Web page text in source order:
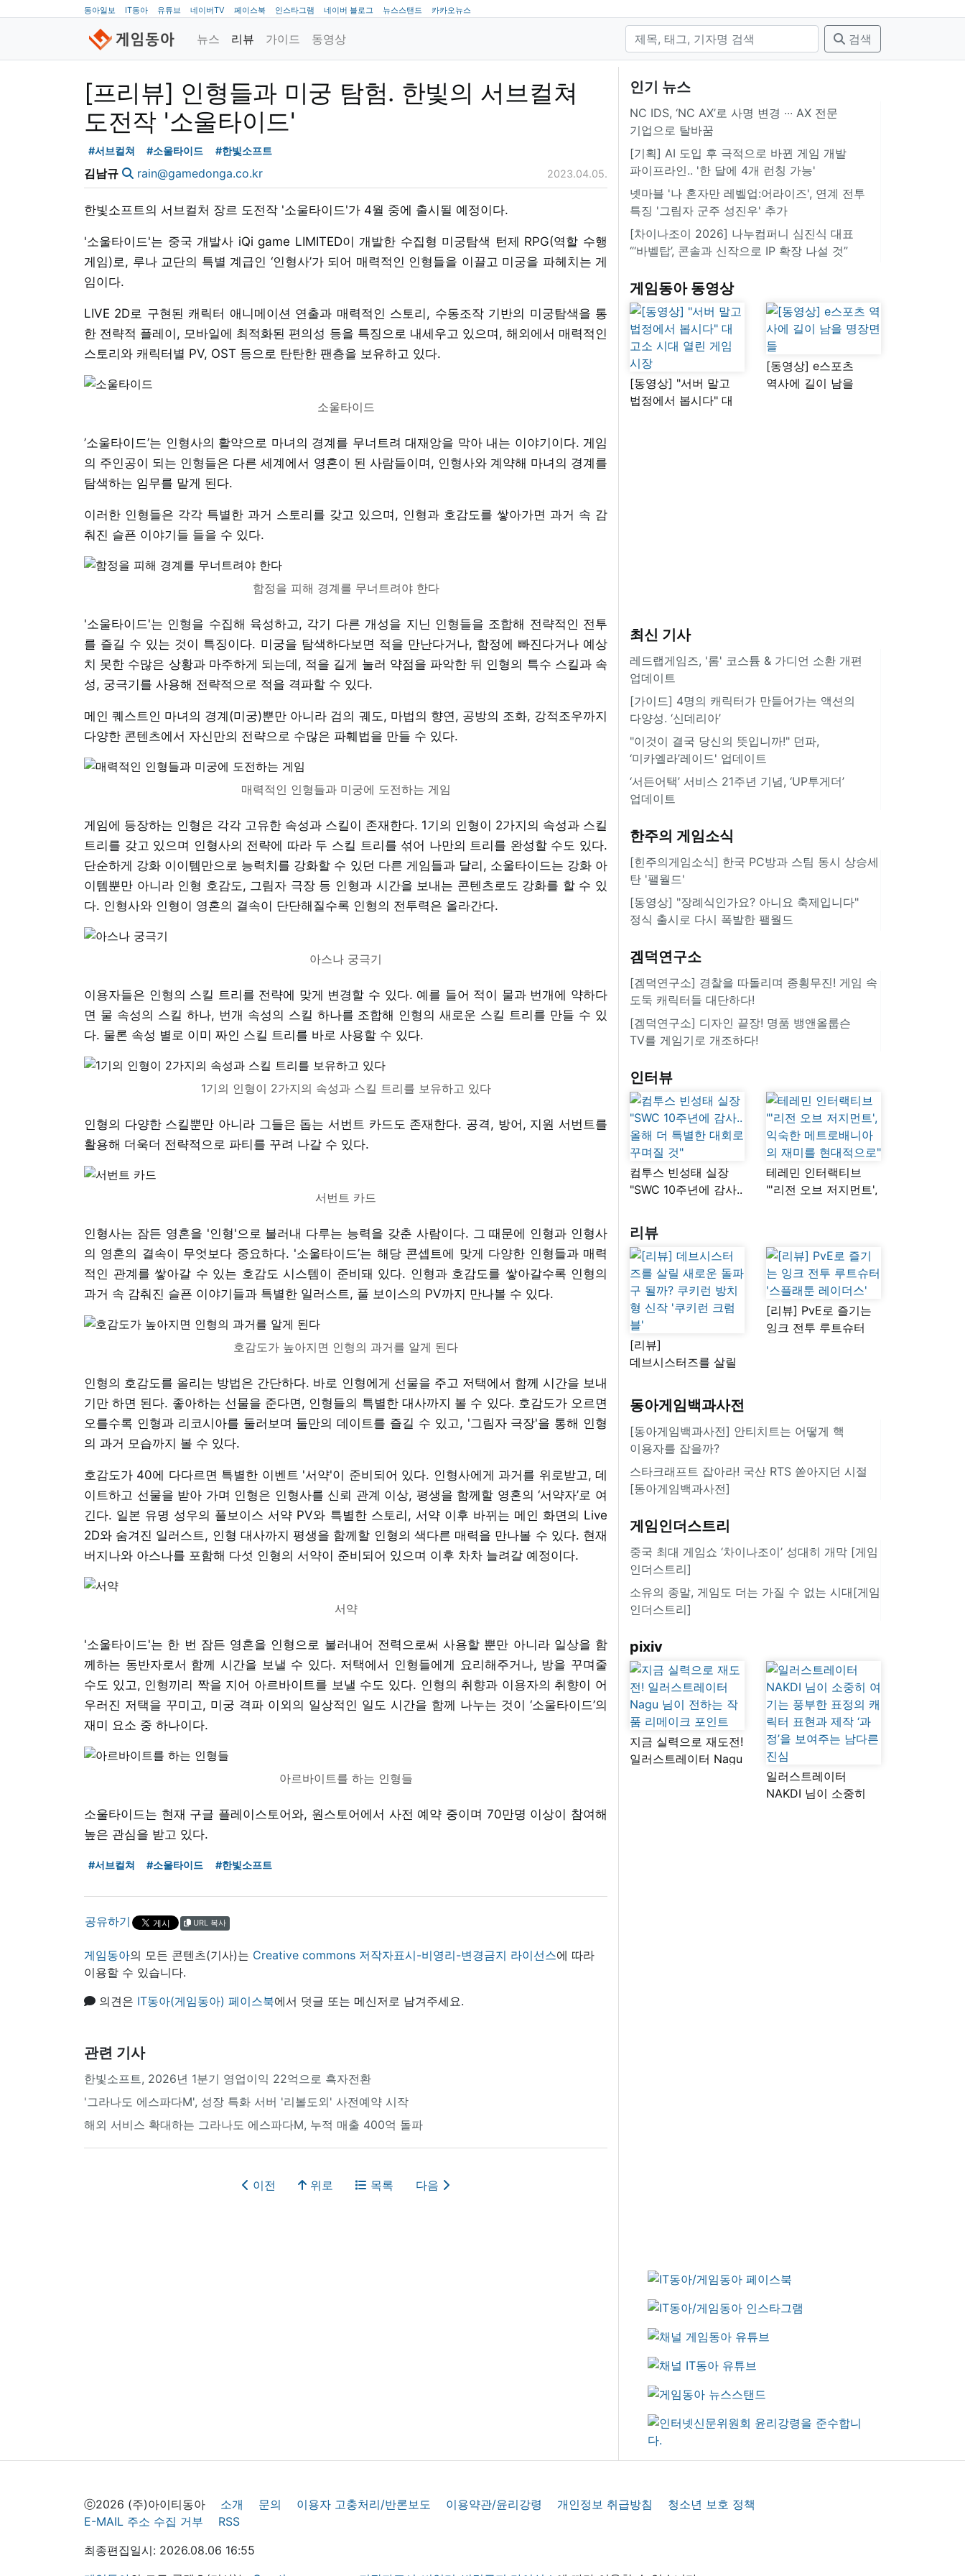
동아일보 IT동아 유튜브 네이버TV 페이스북 인스타그램 네이버 블로그 뉴스스탠드 카카오뉴스
뉴스 리뷰 가이드 동영상 검색
[프리뷰] 인형들과 미궁 탐험. 한빛의 서브컬쳐
도전작 '소울타이드'
#서브컬쳐 #소울타이드 #한빛소프트
김남규 rain@gamedonga.co.kr 2023.04.05.
한빛소프트의 서브컬처 장르 도전작 '소울타이드'가 4월 중에 출시될 예정이다.
'소울타이드'는 중국 개발사 iQi game LIMITED이 개발한 수집형 미궁탐색 턴제 RPG(역할 수행
게임)로, 루나 교단의 특별 계급인 ‘인형사’가 되어 매력적인 인형들을 이끌고 미궁을 파헤치는 게
임이다.
LIVE 2D로 구현된 캐릭터 애니메이션 연출과 매력적인 스토리, 수동조작 기반의 미궁탐색을 통
한 전략적 플레이, 모바일에 최적화된 편의성 등을 특징으로 내세우고 있으며, 해외에서 매력적인
스토리와 캐릭터별 PV, OST 등으로 탄탄한 팬층을 보유하고 있다.
소울타이드
’소울타이드’는 인형사의 활약으로 마녀의 경계를 무너트려 대재앙을 막아 내는 이야기이다. 게임
의 주인공이 되는 인형들은 다른 세계에서 영혼이 된 사람들이며, 인형사와 계약해 마녀의 경계를
탐색하는 임무를 맡게 된다.
이러한 인형들은 각각 특별한 과거 스토리를 갖고 있으며, 인형과 호감도를 쌓아가면 과거 속 감
춰진 슬픈 이야기들 들을 수 있다.
함정을 피해 경계를 무너트려야 한다
'소울타이드'는 인형을 수집해 육성하고, 각기 다른 개성을 지닌 인형들을 조합해 전략적인 전투
를 즐길 수 있는 것이 특징이다. 미궁을 탐색하다보면 적을 만난다거나, 함정에 빠진다거나 예상
치 못한 수많은 상황과 마주하게 되는데, 적을 길게 눌러 약점을 파악한 뒤 인형의 특수 스킬과 속
성, 궁극기를 사용해 전략적으로 적을 격파할 수 있다.
메인 퀘스트인 마녀의 경계(미궁)뿐만 아니라 검의 궤도, 마법의 향연, 공방의 조화, 강적조우까지
다양한 콘텐츠에서 자신만의 전략으로 수많은 파훼법을 만들 수 있다.
매력적인 인형들과 미궁에 도전하는 게임
게임에 등장하는 인형은 각각 고유한 속성과 스킬이 존재한다. 1기의 인형이 2가지의 속성과 스킬
트리를 갖고 있으며 인형사의 전략에 따라 두 스킬 트리를 섞어 나만의 트리를 완성할 수도 있다.
단순하게 강화 이이템만으로 능력치를 강화할 수 있던 다른 게임들과 달리, 소울타이드는 강화 아
이템뿐만 아니라 인형 호감도, 그림자 극장 등 인형과 시간을 보내는 콘텐츠로도 강화를 할 수 있
다. 인형사와 인형이 영혼의 결속이 단단해질수록 인형의 전투력은 올라간다.
아스나 궁극기
이용자들은 인형의 스킬 트리를 전략에 맞게 변경할 수 있다. 예를 들어 적이 물과 번개에 약하다
면 물 속성의 스킬 하나, 번개 속성의 스킬 하나를 조합해 인형의 새로운 스킬 트리를 만들 수 있
다. 물론 속성 별로 이미 짜인 스킬 트리를 바로 사용할 수 있다.
1기의 인형이 2가지의 속성과 스킬 트리를 보유하고 있다
인형의 다양한 스킬뿐만 아니라 그들은 돕는 서번트 카드도 존재한다. 공격, 방어, 지원 서번트를
활용해 더욱더 전략적으로 파티를 꾸려 나갈 수 있다.
서번트 카드
인형사는 잠든 영혼을 '인형'으로 불러내 다루는 능력을 갖춘 사람이다. 그 때문에 인형과 인형사
의 영혼의 결속이 무엇보다 중요하다. '소울타이드’는 해당 콘셉트에 맞게 다양한 인형들과 매력
적인 관계를 쌓아갈 수 있는 호감도 시스템이 준비돼 있다. 인형과 호감도를 쌓아갈수록 인형의
과거 속 감춰진 슬픈 이야기들과 특별한 일러스트, 풀 보이스의 PV까지 만나볼 수 있다.
호감도가 높아지면 인형의 과거를 알게 된다
인형의 호감도를 올리는 방법은 간단하다. 바로 인형에게 선물을 주고 저택에서 함께 시간을 보내
기만 하면 된다. 좋아하는 선물을 준다면, 인형들의 특별한 대사까지 볼 수 있다. 호감도가 오르면
오를수록 인형과 리코시아를 둘러보며 둘만의 데이트를 즐길 수 있고, '그림자 극장'을 통해 인형
의 과거 모습까지 볼 수 있다.
호감도가 40에 다다르면 특별한 이벤트 '서약'이 준비되어 있다. 인형사에게 과거를 위로받고, 데
이트하고 선물을 받아 가며 인형은 인형사를 신뢰 관계 이상, 평생을 함께할 영혼의 ‘서약자’로 여
긴다. 일본 유명 성우의 풀보이스 서약 PV와 특별한 스토리, 서약 이후 바뀌는 메인 화면의 Live
2D와 숨겨진 일러스트, 인형 대사까지 평생을 함께할 인형의 색다른 매력을 만나볼 수 있다. 현재
버지나와 아스나를 포함해 다섯 인형의 서약이 준비되어 있으며 이후 차차 늘려갈 예정이다.
서약
'소울타이드'는 한 번 잠든 영혼을 인형으로 불러내어 전력으로써 사용할 뿐만 아니라 일상을 함
께하는 동반자로서 함께 시간을 보낼 수 있다. 저택에서 인형들에게 요리해주거나, 방을 꾸며줄
수도 있고, 인형끼리 짝을 지어 아르바이트를 보낼 수도 있다. 인형의 취향과 이용자의 취향이 어
우러진 저택을 꾸미고, 미궁 격파 이외의 일상적인 일도 시간을 함께 나누는 것이 ‘소울타이드’의
재미 요소 중 하나이다.
아르바이트를 하는 인형들
소울타이드는 현재 구글 플레이스토어와, 원스토어에서 사전 예약 중이며 70만명 이상이 참여해
높은 관심을 받고 있다.
#서브컬쳐 #소울타이드 #한빛소프트
공유하기 URL 복사
게임동아의 모든 콘텐츠(기사)는 Creative commons 저작자표시-비영리-변경금지 라이선스에 따라
이용할 수 있습니다.
의견은 IT동아(게임동아) 페이스북에서 덧글 또는 메신저로 남겨주세요.
관련 기사
한빛소프트, 2026년 1분기 영업이익 22억으로 흑자전환
'그라나도 에스파다M', 성장 특화 서버 '리볼도외' 사전예약 시작
해외 서비스 확대하는 그라나도 에스파다M, 누적 매출 400억 돌파
이전 위로 목록 다음
인기 뉴스
NC IDS, ‘NC AX’로 사명 변경 ∙∙∙ AX 전문
기업으로 탈바꿈
[기획] AI 도입 후 극적으로 바뀐 게임 개발
파이프라인.. '한 달에 4개 런칭 가능'
넷마블 '나 혼자만 레벨업:어라이즈', 연계 전투
특징 '그림자 군주 성진우' 추가
[차이나조이 2026] 나누컴퍼니 심진식 대표
“‘바벨탑’, 콘솔과 신작으로 IP 확장 나설 것”
게임동아 동영상
[동영상] "서버 말고
법정에서 봅시다" 대
[동영상] e스포츠
역사에 길이 남을
최신 기사
레드랩게임즈, '롬' 코스튬 & 가디언 소환 개편
업데이트
[가이드] 4명의 캐릭터가 만들어가는 액션의
다양성. ‘신데리아’
"이것이 결국 당신의 뜻입니까!" 던파,
‘미카엘라’레이드' 업데이트
‘서든어택’ 서비스 21주년 기념, ‘UP투게더’
업데이트
한주의 게임소식
[힌주의게임소식] 한국 PC방과 스팀 동시 상승세
탄 '팰월드'
[동영상] "장례식인가요? 아니요 축제입니다"
정식 출시로 다시 폭발한 팰월드
겜덕연구소
[겜덕연구소] 경찰을 따돌리며 종횡무진! 게임 속
도둑 캐릭터들 대단하다!
[겜덕연구소] 디자인 끝장! 명품 뱅앤올룹슨
TV를 게임기로 개조하다!
인터뷰
컴투스 빈성태 실장
"SWC 10주년에 감사..
꾸며질 것"
테레민 인터랙티브
"'리전 오브 저지먼트',
리뷰
[리뷰]
데브시스터즈를 살릴
쿠키런 방치형 신작
'쿠키런 크럼블'
[리뷰] PvE로 즐기는
잉크 전투 루트슈터
동아게임백과사전
[동아게임백과사전] 안티치트는 어떻게 핵
이용자를 잡을까?
스타크래프트 잡아라! 국산 RTS 쏟아지던 시절
[동아게임백과사전]
게임인더스트리
중국 최대 게임쇼 ‘차이나조이’ 성대히 개막 [게임
인더스트리]
소유의 종말, 게임도 더는 가질 수 없는 시대[게임
인더스트리]
pixiv
지금 실력으로 재도전!
일러스트레이터 Nagu
일러스트레이터
NAKDI 님이 소중히
ⓒ2026 (주)아이티동아 소개 문의 이용자 고충처리/반론보도 이용약관/윤리강령 개인정보 취급방침
청소년 보호 정책
E-MAIL 주소 수집 거부
RSS
최종편집일시: 2026.08.06 16:55